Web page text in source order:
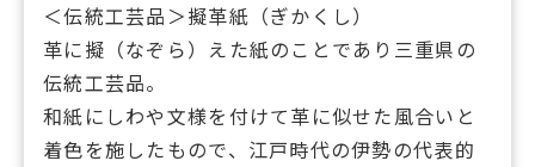
＜伝統工芸品＞擬革紙（ぎかくし）
革に擬（なぞら）えた紙のことであり三重県の
伝統工芸品。
和紙にしわや文様を付けて革に似せた風合いと
着色を施したもので、江戸時代の伊勢の代表的